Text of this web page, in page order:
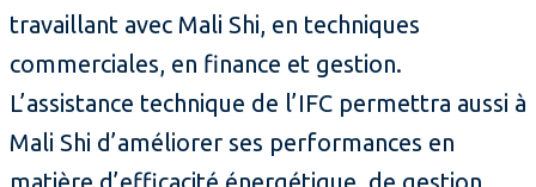
travaillant avec Mali Shi, en techniques
commerciales, en finance et gestion.
L’assistance technique de l’IFC permettra aussi à
Mali Shi d’améliorer ses performances en